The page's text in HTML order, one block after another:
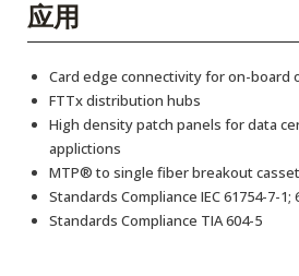
应用
Card edge connectivity for on-board
FTTx distribution hubs
High density patch panels for data
applictions
MTP® to single fiber breakout
Standards Compliance IEC 61754-7-1;
Standards Compliance TIA 604-5